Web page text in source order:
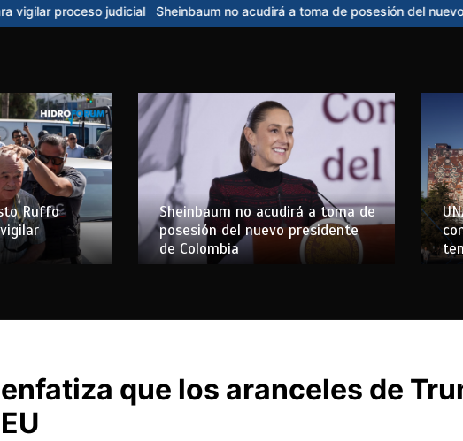
judicial Sheinbaum no acudirá a toma de posesión del nuevo presidente
Ruffo
Sheinbaum no acudirá a toma de
posesión del nuevo presidente
de Colombia
que los aranceles de